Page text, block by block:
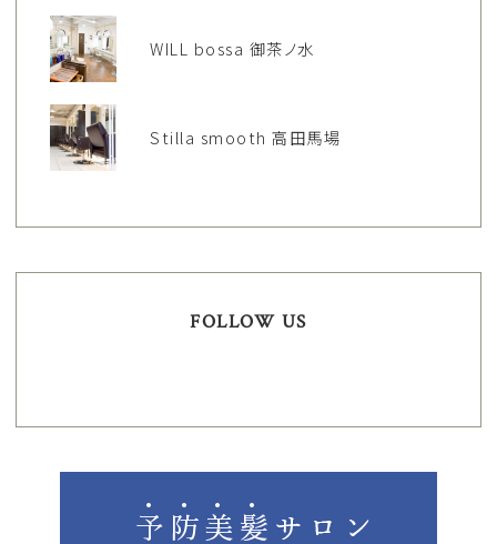
WILL bossa 御茶ノ水
Stilla smooth 高田馬場
FOLLOW US